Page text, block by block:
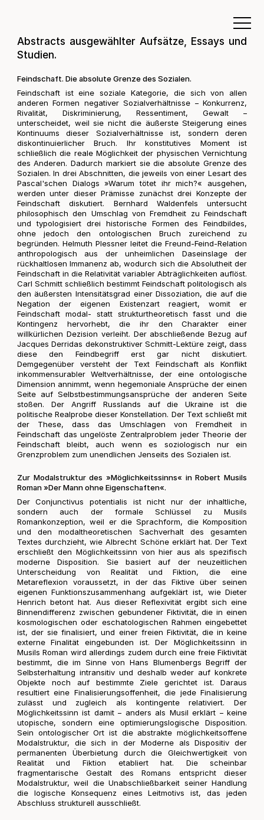
Abstracts ausgewählter Aufsätze, Essays und
Studien.
Feindschaft. Die absolute Grenze des Sozialen.
Feindschaft ist eine soziale Kategorie, die sich von allen
anderen Formen negativer Sozialverhältnisse – Konkurrenz,
Rivalität, Diskriminierung, Ressentiment, Gewalt –
unterscheidet, weil sie nicht die äußerste Steigerung eines
Kontinuums dieser Sozialverhältnisse ist, sondern deren
diskontinuierlicher Bruch. Ihr konstitutives Moment ist
schließlich die reale Möglichkeit der physischen Vernichtung
des Anderen. Dadurch markiert sie die absolute Grenze des
Sozialen. In drei Abschnitten, die jeweils von einer Lesart des
Pascal'schen Dialogs »Warum tötet ihr mich?« ausgehen,
werden unter dieser Prämisse zunächst drei Konzepte der
Feindschaft diskutiert. Bernhard Waldenfels untersucht
philosophisch den Umschlag von Fremdheit zu Feindschaft
und typologisiert drei historische Formen des Feindbildes,
ohne jedoch den ontologischen Bruch zureichend zu
begründen. Helmuth Plessner leitet die Freund-Feind-Relation
anthropologisch aus der unheimlichen Daseinslage der
rückhaltlosen Immanenz ab, wodurch sich die Absolutheit der
Feindschaft in die Relativität variabler Abträglichkeiten auflöst.
Carl Schmitt schließlich bestimmt Feindschaft politologisch als
den äußersten Intensitätsgrad einer Dissoziation, die auf die
Negation der eigenen Existenzart reagiert, womit er
Feindschaft modal- statt strukturtheoretisch fasst und die
Kontingenz hervorhebt, die ihr den Charakter einer
willkürlichen Dezision verleiht. Der abschließende Bezug auf
Jacques Derridas dekonstruktiver Schmitt-Lektüre zeigt, dass
diese den Feindbegriff erst gar nicht diskutiert.
Demgegenüber versteht der Text Feindschaft als Konflikt
inkommensurabler Weltverhältnisse, der eine ontologische
Dimension annimmt, wenn hegemoniale Ansprüche der einen
Seite auf Selbstbestimmungsansprüche der anderen Seite
stoßen. Der Angriff Russlands auf die Ukraine ist die
politische Realprobe dieser Konstellation. Der Text schließt mit
der These, dass das Umschlagen von Fremdheit in
Feindschaft das ungelöste Zentralproblem jeder Theorie der
Feindschaft bleibt, auch wenn es soziologisch nur ein
Grenzproblem zum unendlichen Jenseits des Sozialen ist.
Zur Modalstruktur des »Möglichkeitssinns« in Robert Musils
Roman »Der Mann ohne Eigenschaften«.
Der Conjunctivus potentialis ist nicht nur der inhaltliche,
sondern auch der formale Schlüssel zu Musils
Romankonzeption, weil er die Sprachform, die Komposition
und den modaltheoretischen Sachverhalt des gesamten
Textes durchzieht, wie Albrecht Schöne erklärt hat. Der Text
erschließt den Möglichkeitssinn von hier aus als spezifisch
moderne Disposition. Sie basiert auf der neuzeitlichen
Unterscheidung von Realität und Fiktion, die eine
Metareflexion voraussetzt, in der das Fiktive über seinen
eigenen Funktionszusammenhang aufgeklärt ist, wie Dieter
Henrich betont hat. Aus dieser Reflexivität ergibt sich eine
Binnendifferenz zwischen gebundener Fiktivität, die in einen
kosmologischen oder eschatologischen Rahmen eingebettet
ist, der sie finalisiert, und einer freien Fiktivität, die in keine
externe Finalität eingebunden ist. Der Möglichkeitssinn in
Musils Roman wird allerdings zudem durch eine freie Fiktivität
bestimmt, die im Sinne von Hans Blumenbergs Begriff der
Selbsterhaltung intransitiv und deshalb weder auf konkrete
Objekte noch auf bestimmte Ziele gerichtet ist. Daraus
resultiert eine Finalisierungsoffenheit, die jede Finalisierung
zulässt und zugleich als kontingente relativiert. Der
Möglichkeitssinn ist damit – anders als Musil erklärt – keine
utopische, sondern eine optimierungslogische Disposition.
Sein ontologischer Ort ist die abstrakte möglichkeitsoffene
Modalstruktur, die sich in der Moderne als Dispositiv der
permanenten Überbietung durch die Gleichwertigkeit von
Realität und Fiktion etabliert hat. Die scheinbar
fragmentarische Gestalt des Romans entspricht dieser
Modalstruktur, weil die Unabschließbarkeit seiner Handlung
die logische Konsequenz eines Leitmotivs ist, das jeden
Abschluss strukturell ausschließt.